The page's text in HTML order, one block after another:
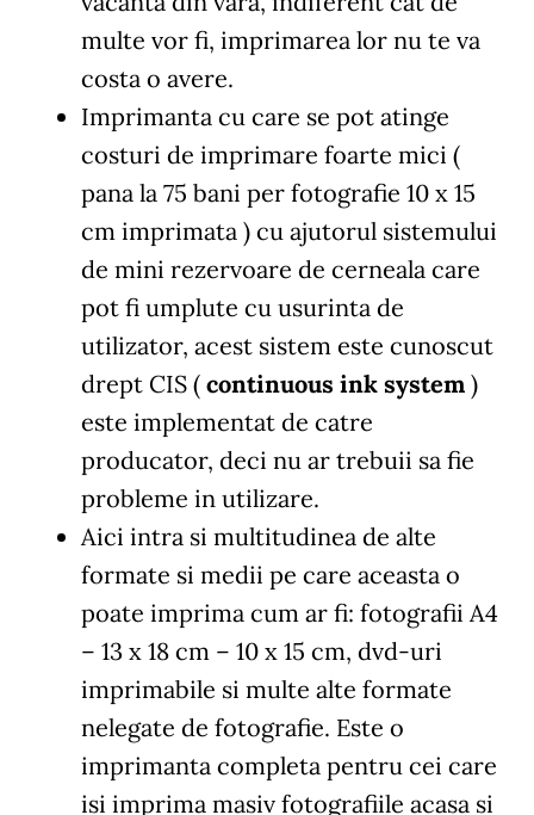
multe vor fi, imprimarea lor nu te va
costa o avere.
Imprimanta cu care se pot atinge
costuri de imprimare foarte mici (
pana la 75 bani per fotografie 10 x 15
cm imprimata ) cu ajutorul sistemului
de mini rezervoare de cerneala care
pot fi umplute cu usurinta de
utilizator, acest sistem este cunoscut
drept CIS ( continuous ink system )
este implementat de catre
producator, deci nu ar trebuii sa fie
probleme in utilizare.
Aici intra si multitudinea de alte
formate si medii pe care aceasta o
poate imprima cum ar fi: fotografii A4
– 13 x 18 cm – 10 x 15 cm, dvd-uri
imprimabile si multe alte formate
nelegate de fotografie. Este o
imprimanta completa pentru cei care
isi imprima masiv fotografiile acasa si